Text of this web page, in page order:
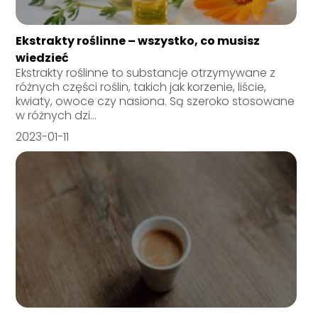
Ekstrakty roślinne – wszystko, co musisz
wiedzieć
Ekstrakty roślinne to substancje otrzymywane z
różnych części roślin, takich jak korzenie, liście,
kwiaty, owoce czy nasiona. Są szeroko stosowane
w różnych dzi...
2023-01-11